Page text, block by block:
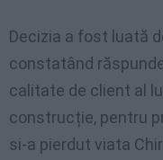
Decizia a fost luată
constatând
calitate de client al
construcție, pentru
si-a pierdut viata